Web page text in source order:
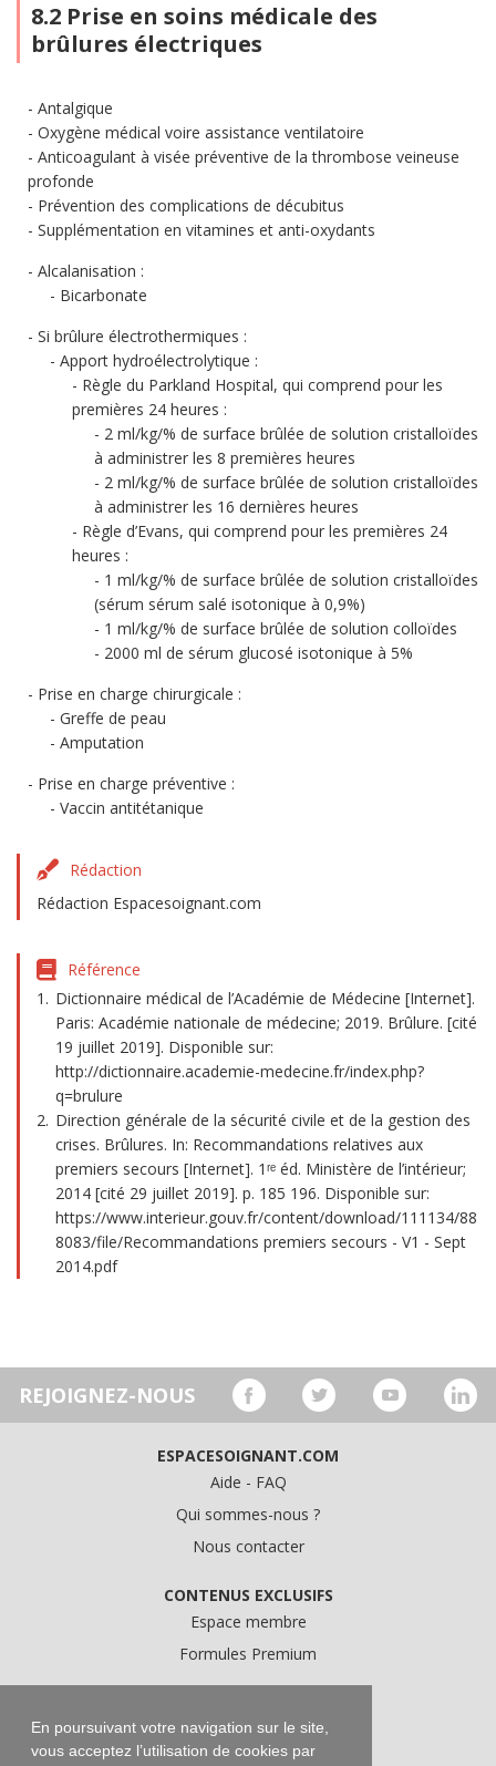
En poursuivant votre navigation sur le site,
vous acceptez l’utilisation de cookies par
8.2 Prise en soins médicale des
brûlures électriques
Antalgique
Oxygène médical voire assistance ventilatoire
Anticoagulant à visée préventive de la thrombose veineuse
profonde
Prévention des complications de décubitus
Supplémentation en vitamines et anti-oxydants
Alcalanisation :
Bicarbonate
Si brûlure électrothermiques :
Apport hydroélectrolytique :
Règle du Parkland Hospital, qui comprend pour les
premières 24 heures :
2 ml/kg/% de surface brûlée de solution cristalloïdes
à administrer les 8 premières heures
2 ml/kg/% de surface brûlée de solution cristalloïdes
à administrer les 16 dernières heures
Règle d’Evans, qui comprend pour les premières 24
heures :
1 ml/kg/% de surface brûlée de solution cristalloïdes
(sérum sérum salé isotonique à 0,9%)
1 ml/kg/% de surface brûlée de solution colloïdes
2000 ml de sérum glucosé isotonique à 5%
Prise en charge chirurgicale :
Greffe de peau
Amputation
Prise en charge préventive :
Vaccin antitétanique
Rédaction
Rédaction Espacesoignant.com
Référence
Dictionnaire médical de l’Académie de Médecine [Internet].
Paris: Académie nationale de médecine; 2019. Brûlure. [cité
19 juillet 2019]. Disponible sur:
http://dictionnaire.academie-medecine.fr/index.php?
q=brulure
Direction générale de la sécurité civile et de la gestion des
crises. Brûlures. In: Recommandations relatives aux
premiers secours [Internet]. 1ʳᵉ éd. Ministère de l’intérieur;
2014 [cité 29 juillet 2019]. p. 185 196. Disponible sur:
https://www.interieur.gouv.fr/content/download/111134/88
8083/file/Recommandations premiers secours - V1 - Sept
2014.pdf
REJOIGNEZ-NOUS
ESPACESOIGNANT.COM
Aide - FAQ
Qui sommes-nous ?
Nous contacter
CONTENUS EXCLUSIFS
Espace membre
Formules Premium
Conditions Générales d'Utilisation
Données personnelles